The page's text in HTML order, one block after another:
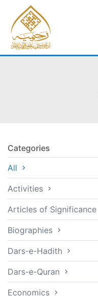
Categories
All
Activities
Articles of Significance
Biographies
Dars-e-Hadith
Dars-e-Quran
Economics